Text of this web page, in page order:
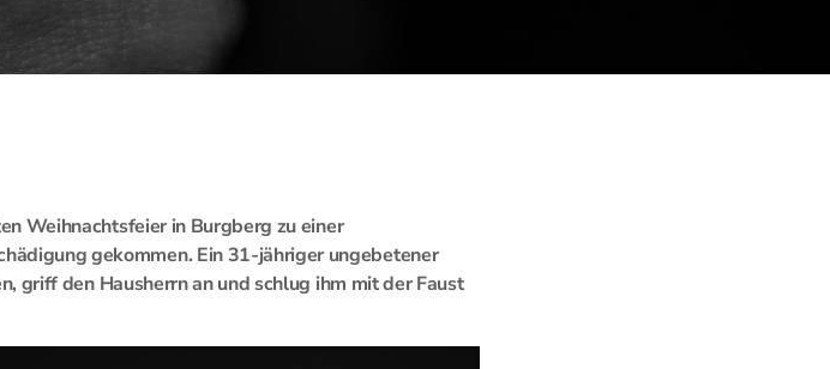
Weihnachtsfeier in Burgberg zu einer
gekommen. Ein 31-jähriger ungebetener
griff den Hausherrn an und schlug ihm mit der Faust